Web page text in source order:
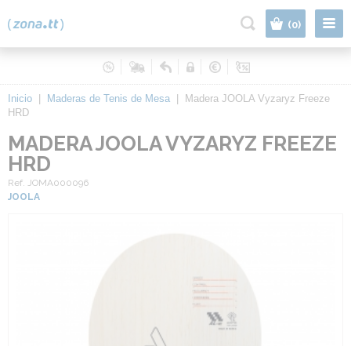
(0)
Inicio Maderas de Tenis de Mesa
Madera JOOLA Vyzaryz Freeze
HRD
MADERA JOOLA VYZARYZ FREEZE
HRD
Ref. JOMA000096
JOOLA